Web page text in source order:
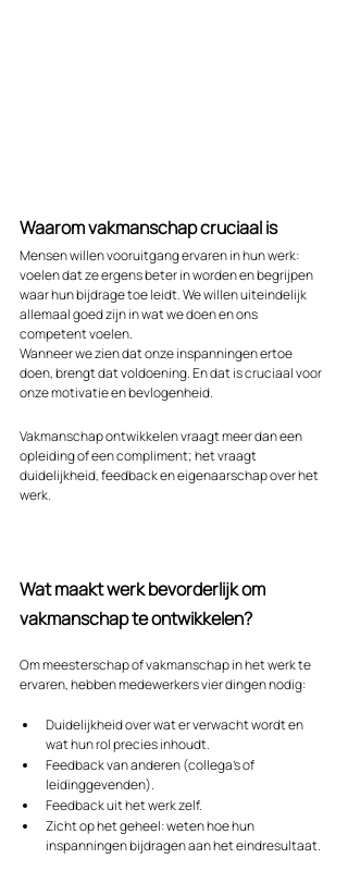
Waarom vakmanschap cruciaal is
Mensen willen vooruitgang ervaren in hun werk:
voelen dat ze ergens beter in worden en begrijpen
waar hun bijdrage toe leidt. We willen uiteindelijk
allemaal goed zijn in wat we doen en ons
competent voelen.
Wanneer we zien dat onze inspanningen ertoe
doen, brengt dat voldoening. En dat is cruciaal voor
onze motivatie en bevlogenheid.
Vakmanschap ontwikkelen vraagt meer dan een
opleiding of een compliment; het vraagt
duidelijkheid, feedback en eigenaarschap over het
werk.
Wat maakt werk bevorderlijk om
vakmanschap te ontwikkelen?
Om meesterschap of vakmanschap in het werk te
ervaren, hebben medewerkers vier dingen nodig:
Duidelijkheid over wat er verwacht wordt en
wat hun rol precies inhoudt.
Feedback van anderen (collega’s of
leidinggevenden).
Feedback uit het werk zelf.
Zicht op het geheel: weten hoe hun
inspanningen bijdragen aan het eindresultaat.